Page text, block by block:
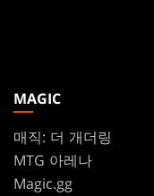
MAGIC
매직: 더 개더링
MTG 아레나
Magic.gg